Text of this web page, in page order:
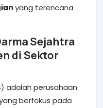
yang terencana
Sejahtra
di Sektor
adalah perusahaan
berfokus pada